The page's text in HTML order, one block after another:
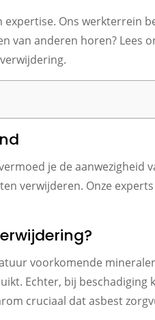
Ons werkterrein
van anderen horen? Lees
je de aanwezigheid
verwijderen. Onze
voorkomende
Echter, bij beschadiging
cruciaal dat asbest